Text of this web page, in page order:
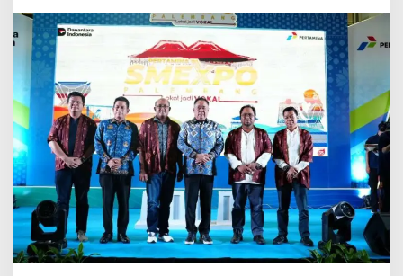
t
r
a
N
i
a
g
a
S
u
m
b
a
g
s
e